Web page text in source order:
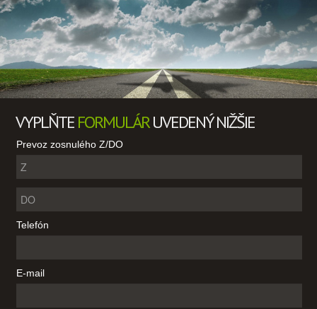
VYPLŇTEFORMULÁRUVEDENÝ NIŽŠIE
Prevoz zosnulého Z/DO
Telefón
E-mail